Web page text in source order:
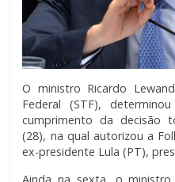
O ministro Ricardo
Federal (STF),
cumprimento da decisão
(28), na qual autorizou a
ex-presidente Lula (PT),